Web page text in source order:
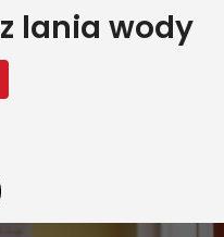
lania wody